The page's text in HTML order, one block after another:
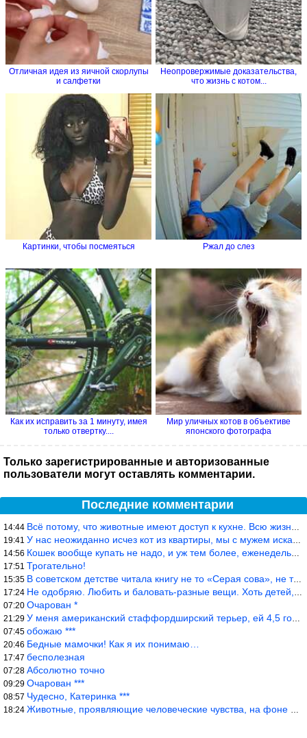
Отличная идея из яичной скорлупы
и салфетки
Неопровержимые доказательства,
что жизнь с котом...
Картинки, чтобы посмеяться Ржал до слез
Как их исправить за 1 минуту, имея
только отвертку....
Мир уличных котов в объективе
японского фотографа
Только зарегистрированные и авторизованные
пользователи могут оставлять комментарии.
Последние комментарии
14:44 Всё потому, что животные имеют доступ к кухне. Всю жизнь живу с
19:41 У нас неожиданно исчез кот из квартиры, мы с мужем искали повсюд
14:56 Кошек вообще купать не надо, и уж тем более, еженедельно, как лю
17:51 Трогательно!
15:35 В советском детстве читала книгу не то «Серая сова», не то ещё к
17:24 Не одобряю. Любить и баловать-разные вещи. Хоть детей, хоть коше
07:20 Очарован *
21:29 У меня американский стаффордширский терьер, ей 4,5 года, но ни р
07:45 обожаю ***
20:46 Бедные мамочки! Как я их понимаю…
17:47 бесполезная
07:28 Абсолютно точно
09:29 Очарован ***
08:57 Чудесно, Катеринка ***
18:24 Животные, проявляющие человеческие чувства, на фоне озверевших д